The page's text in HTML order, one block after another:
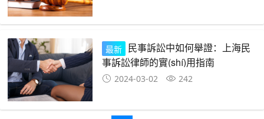
最新 民事訴訟中如何舉證：上海民
事訴訟律師的實(shí)用指南
2024-03-02 242